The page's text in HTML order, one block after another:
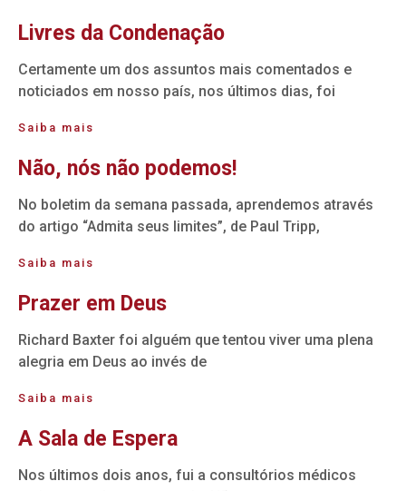
Livres da Condenação
Certamente um dos assuntos mais comentados e
noticiados em nosso país, nos últimos dias, foi
Saiba mais
Não, nós não podemos!
No boletim da semana passada, aprendemos através
do artigo “Admita seus limites”, de Paul Tripp,
Saiba mais
Prazer em Deus
Richard Baxter foi alguém que tentou viver uma plena
alegria em Deus ao invés de
Saiba mais
A Sala de Espera
Nos últimos dois anos, fui a consultórios médicos